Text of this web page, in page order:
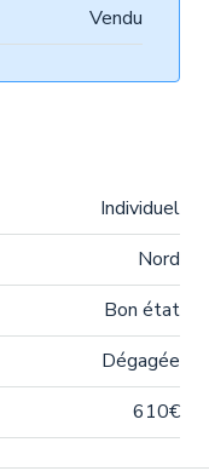
Vendu
Individuel
Nord
Bon état
Dégagée
610€